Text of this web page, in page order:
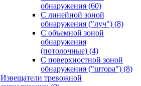
обнаружения (60)
С линейной зоной
обнаружения ("луч") (8)
С объемной зоной
обнаружения
(потолочные) (4)
С поверхностной зоной
обнаружения ("штора") (8)
Извещатели тревожной